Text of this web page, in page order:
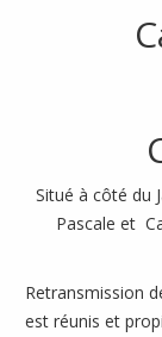
Situé à côté du
Pascale et
Retransmission
est réunis et